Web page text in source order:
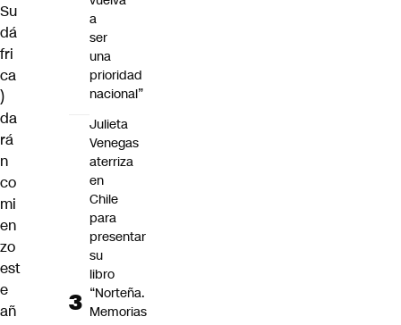
Su
dá
fri
ca
)
da
rá
n
co
mi
en
zo
est
e
añ
a
ser
una
prioridad
nacional”
Julieta
Venegas
aterriza
en
Chile
para
presentar
su
libro
“Norteña.
Memorias